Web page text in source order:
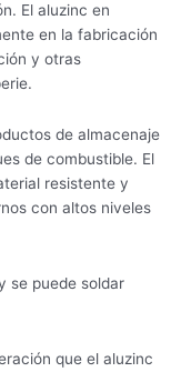
El aluzinc en
en la fabricación
y otras
de almacenaje
de combustible. El
resistente y
con altos niveles
se puede soldar
que el aluzinc